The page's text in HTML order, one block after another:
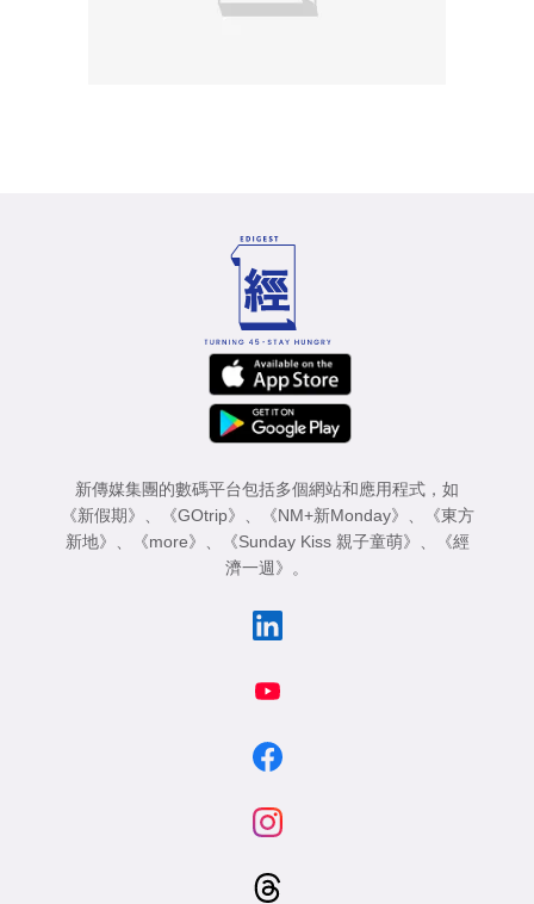
新傳媒集團的數碼平台包括多個網站和應用程式，如
《新假期》
《GOtrip》 《NM+新Monday》
《東方
新地》
《more》 《Sunday Kiss 親子童萌》
《經
濟一週》
。